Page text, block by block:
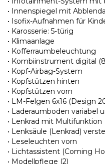
• Innenspiegel mit
• Isofix-Aufnahmen für
• Karosserie: 5-türig
• Klimaanlage
• Kofferraumbeleuchtung
• Kombiinstrument digital
• Kopf-Airbag-System
• Kopfstützen hinten
• Kopfstützen vorn
• LM-Felgen 6x16 (Design
• Laderaumboden variabel
• Lenkrad mit Multifunktion
• Lenksäule (Lenkrad)
• Leseleuchten vorn
• Lichtassistent (Coming
• Modellpflege (2)